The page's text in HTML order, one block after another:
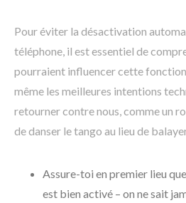
Pour éviter la désactivation
téléphone, il est essentiel de
pourraient influencer cette
même les meilleures intentions
retourner contre nous, comme un
de danser le tango au lieu de
Assure-toi en premier lieu
est bien activé – on ne sait